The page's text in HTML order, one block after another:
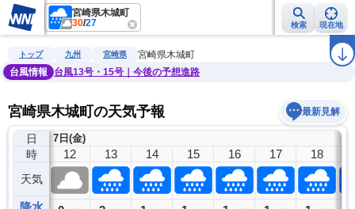
宮崎県木城町
30/27 検索 現在地
雨雲レーダー 台風情報 地震情報 ラ
トップ 九州 宮崎県
宮崎県木城町
台風情報
台風13号・15号｜今後の予想進路
宮崎県木城町の天気予報 最新見解
日
時
天気
7日(金)
11 12 13 14 15 16 17 18